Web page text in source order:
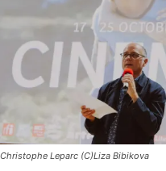
Christophe Leparc (C)Liza Bibikova